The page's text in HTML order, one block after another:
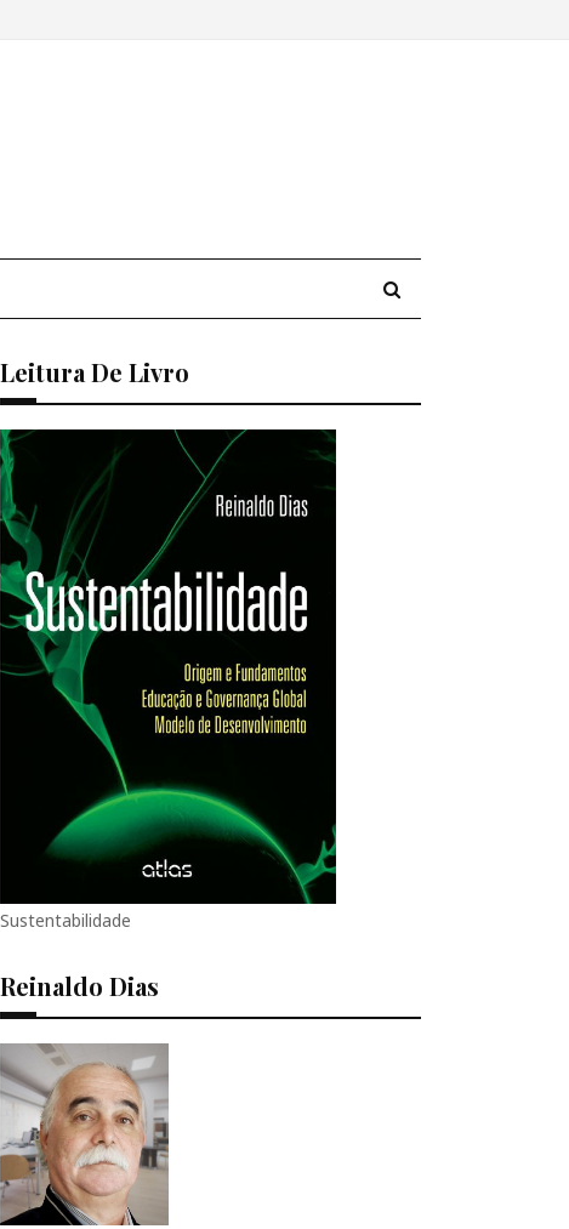
Leitura De Livro
Sustentabilidade
Reinaldo Dias